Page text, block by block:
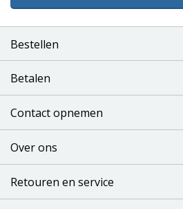
Bestellen
Betalen
Contact opnemen
Over ons
Retouren en service